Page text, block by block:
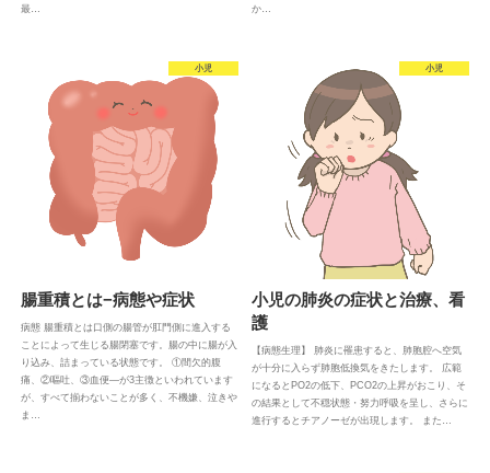
最…
か…
小児
腸重積とは−病態や症状
病態 腸重積とは口側の腸管が肛門側に進入する
ことによって生じる腸閉塞です。腸の中に腸が入
り込み、詰まっている状態です。 ①間欠的腹
痛、②嘔吐、③血便―が3主徴といわれています
が、すべて揃わないことが多く、不機嫌、泣きや
ま…
小児
小児の肺炎の症状と治療、看
護
【病態生理】 肺炎に罹患すると、肺胞腔へ空気
が十分に入らず肺胞低換気をきたします。 広範
になるとPO2の低下、PCO2の上昇がおこり、そ
の結果として不穏状態・努力呼吸を呈し、さらに
進行するとチアノーゼが出現します。 また…